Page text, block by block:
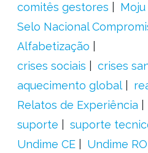
comitês gestores
Moju
Selo Nacional
Alfabetização
crises sociais
crises
aquecimento global
Relatos de Experiência
suporte
suporte
Undime CE
Undime RO